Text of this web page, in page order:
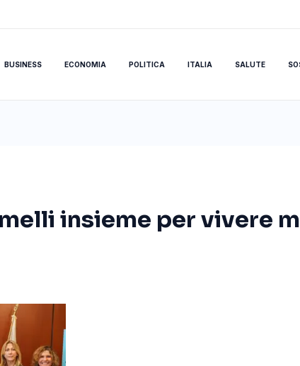
BUSINESS ECONOMIA POLITICA ITALIA SALUTE
insieme per vivere